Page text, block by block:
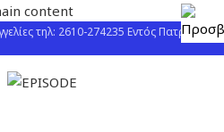
content
τηλ: 2610-274235 Εντός Πατρών